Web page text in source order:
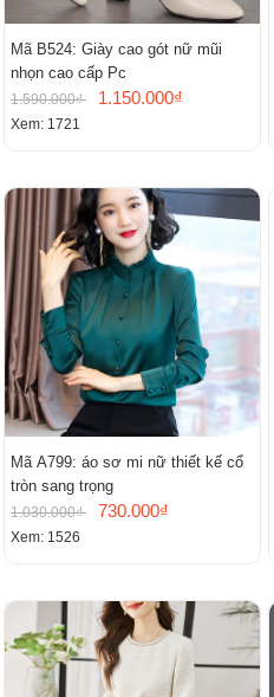
Mã B524: Giày cao gót nữ mũi
nhọn cao cấp Pc
1.590.000₫ 1.150.000₫
Xem: 1721
Mã A799: áo sơ mi nữ thiết kế cổ
tròn sang trọng
1.030.000₫ 730.000₫
Xem: 1526